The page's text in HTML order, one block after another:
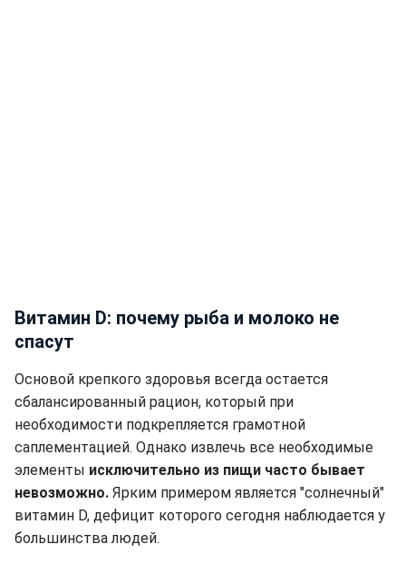
Витамин D: почему рыба и молоко не
спасут
Основой крепкого здоровья всегда остается
сбалансированный рацион, который при
необходимости подкрепляется грамотной
саплементацией. Однако извлечь все необходимые
элементы исключительно из пищи часто бывает
невозможно. Ярким примером является "солнечный"
витамин D, дефицит которого сегодня наблюдается у
большинства людей.